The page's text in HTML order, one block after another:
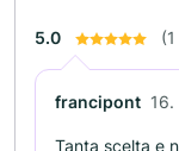
5.0
francipont 16.
Tanta scelta e